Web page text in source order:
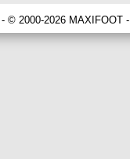
- © 2000-2026 MAXIFOOT -